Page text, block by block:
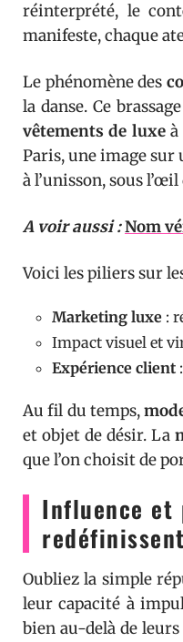
réinterprété, le
manifeste, chaque
Le phénomène des
la danse. Ce
vêtements de luxeà
Paris, une image sur
à l’unisson, sous
A voir aussi :Nom
Voici les piliers sur
Marketing luxe :
Impact visuel et
Expérience client
Au fil du temps,
et objet de désir. La
que l’on choisit de
Influence et
Oubliez la simple
leur capacité à
bien au-delà de